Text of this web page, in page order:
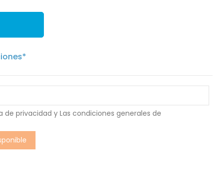
de privacidad y Las condiciones generales de